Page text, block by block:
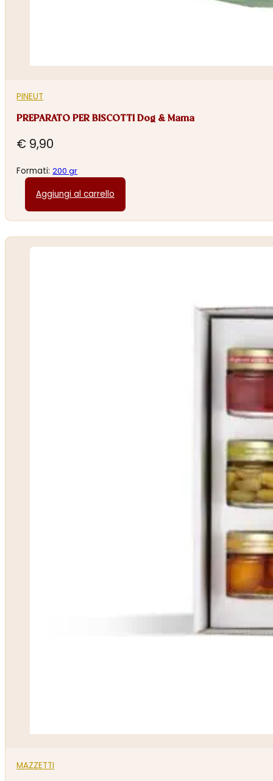
PINEUT
PREPARATO PER BISCOTTI Dog & Mama
€ 9,90
Formati:200 gr
Aggiungi al carrello
MAZZETTI